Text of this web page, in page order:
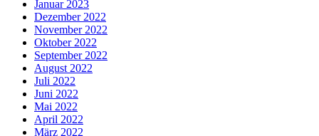
Januar 2023
Dezember 2022
November 2022
Oktober 2022
September 2022
August 2022
Juli 2022
Juni 2022
Mai 2022
April 2022
März 2022